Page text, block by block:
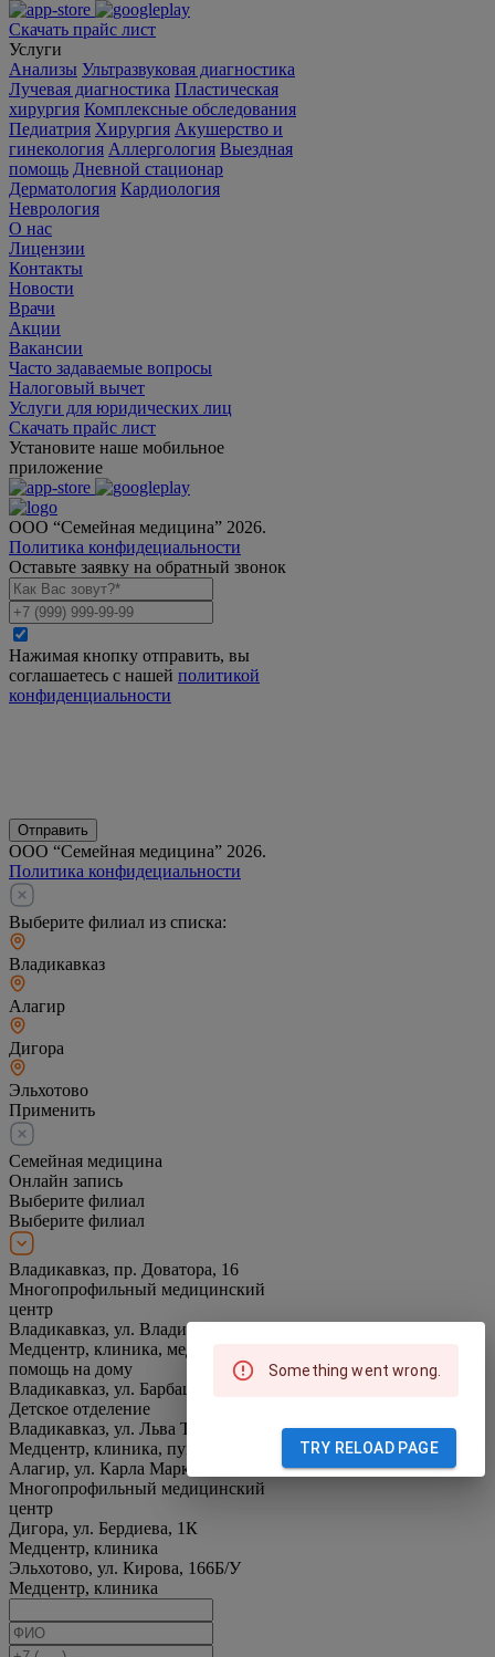
Скачать прайс лист
Услуги
Анализы Ультразвуковая диагностика
Лучевая диагностика Пластическая
хирургия Комплексные обследования
Педиатрия Хирургия Акушерство и
гинекология Аллергология Выездная
помощь Дневной стационар
Дерматология Кардиология
Неврология
О нас
Лицензии
Контакты
Новости
Врачи
Акции
Вакансии
Часто задаваемые вопросы
Налоговый вычет
Услуги для юридических лиц
Скачать прайс лист
Установите наше мобильное
приложение
ООО “Семейная медицина” 2026.
Политика конфидециальности
Оставьте заявку на обратный звонок
Нажимая кнопку отправить, вы
соглашаетесь с нашей политикой
конфиденциальности
Отправить
ООО “Семейная медицина” 2026.
Политика конфидециальности
Выберите филиал из списка:
Владикавказ
Алагир
Дигора
Эльхотово
Применить
Семейная медицина
Онлайн запись
Выберите филиал
Выберите филиал
Владикавказ, пр. Доватора, 16
Многопрофильный медицинский
центр
Владикавказ, ул. Владикавказская, 7
Медцентр, клиника, медицинская
помощь на дому
Владикавказ, ул. Барбашова, 46А
Детское отделение
Владикавказ, ул. Льва Толстого, 17
Медцентр, клиника, пункт вакцинации
Алагир, ул. Карла Маркса, 39
Многопрофильный медицинский
центр
Дигора, ул. Бердиева, 1К
Медцентр, клиника
Эльхотово, ул. Кирова, 166Б/У
Медцентр, клиника
Something went wrong.
TRY RELOAD PAGE